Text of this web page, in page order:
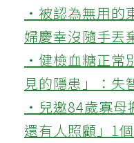
‧被認為無用的
婦慶幸沒隨手丟
‧健檢血糖正常
見的隱患」：失
‧兒邀84歲寡母
還有人照顧」1